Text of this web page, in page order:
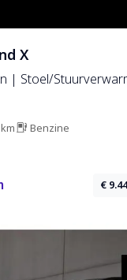
X
| Stoel/
Benzine
€